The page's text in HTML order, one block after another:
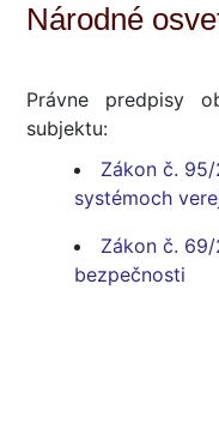
Národné
Právne predpisy
subjektu:
Zákon č.
systémoch
Zákon č.
bezpečnosti